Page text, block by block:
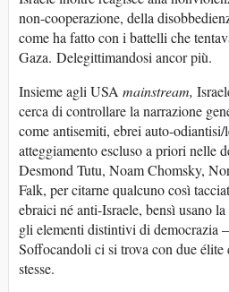
non-cooperazione, della
come ha fatto con i battelli che
Gaza. Delegittimandosi ancor più.
Insieme agli USA mainstream,
cerca di controllare la narrazione
come antisemiti, ebrei auto-odiantisi/
atteggiamento escluso a priori nelle
Desmond Tutu, Noam Chomsky,
Falk, per citarne qualcuno così
ebraici né anti-Israele, bensì usano
gli elementi distintivi di democrazia
Soffocandoli ci si trova con due élite
stesse.